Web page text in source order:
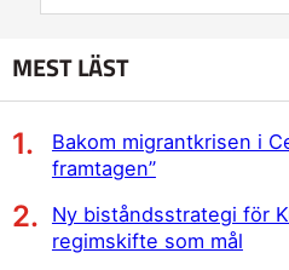
MEST LÄST
Bakom migrantkrisen i
framtagen”
Ny biståndsstrategi för
regimskifte som mål